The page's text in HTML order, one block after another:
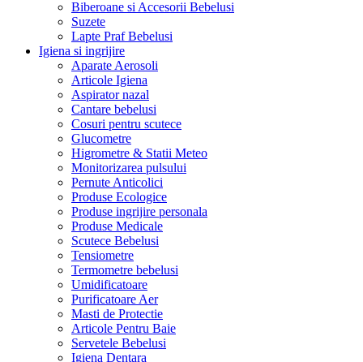
Biberoane si Accesorii Bebelusi
Suzete
Lapte Praf Bebelusi
Igiena si ingrijire
Aparate Aerosoli
Articole Igiena
Aspirator nazal
Cantare bebelusi
Cosuri pentru scutece
Glucometre
Higrometre & Statii Meteo
Monitorizarea pulsului
Pernute Anticolici
Produse Ecologice
Produse ingrijire personala
Produse Medicale
Scutece Bebelusi
Tensiometre
Termometre bebelusi
Umidificatoare
Purificatoare Aer
Masti de Protectie
Articole Pentru Baie
Servetele Bebelusi
Igiena Dentara